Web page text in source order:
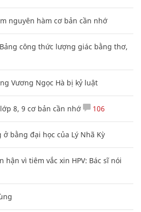
nguyên hàm cơ bản cần nhớ
công thức lượng giác bằng thơ,
Vương Ngọc Hà bị kỷ luật
8, 9 cơ bản cần nhớ 106
bằng đại học của Lý Nhã Kỳ
hận vì tiêm vắc xin HPV: Bác sĩ nói